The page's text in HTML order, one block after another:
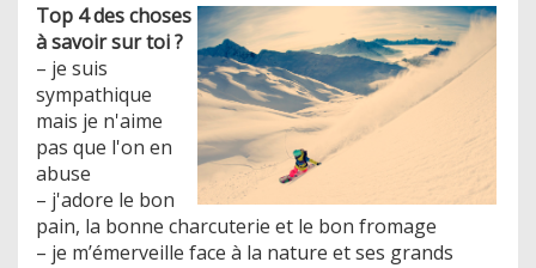
Top 4 des choses
à savoir sur toi ?
– je suis
sympathique
mais je n'aime
pas que l'on en
abuse
– j'adore le bon
pain, la bonne charcuterie et le bon fromage
– je m’émerveille face à la nature et ses grands